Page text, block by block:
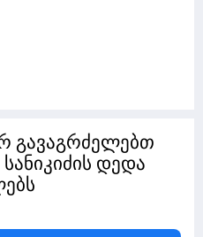
გავაგრძელებთ
დედა